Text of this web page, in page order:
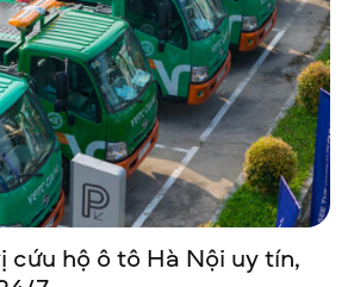
cứu hộ ô tô Hà Nội uy tín,